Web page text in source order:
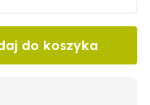
do koszyka